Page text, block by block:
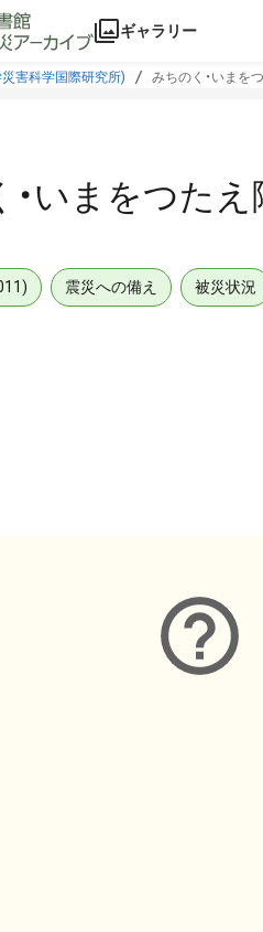
ギャラリー
害科学国際研究所) みちのく・いまを
いまをつた
震災への備え 被災状況